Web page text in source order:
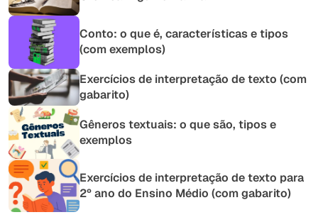
Conto: o que é, características e tipos
(com exemplos)
Exercícios de interpretação de texto (com
gabarito)
Gêneros textuais: o que são, tipos e
exemplos
Exercícios de interpretação de texto para
2º ano do Ensino Médio (com gabarito)